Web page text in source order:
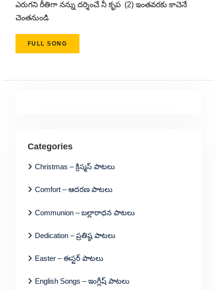
ఎరుగని రీతిగా నన్ను దర్శించే నీ కృప (2) ఇంతవరకు కాచెనే
చెంతనుండి
FULL SONG
Categories
Christmas – క్రిస్మస్ పాటలు
Comfort – ఆదరణ పాటలు
Communion – బల్లారాధన పాటలు
Dedication – ప్రతిష్ఠ పాటలు
Easter – ఈస్టర్ పాటలు
English Songs – ఇంగ్లీష్ పాటలు